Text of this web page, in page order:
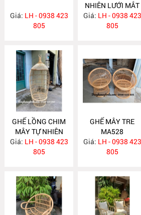
Giá: LH - 0938 423
805
NHIÊN LƯỚI MẮT
CÁO MA540
Giá: LH - 0938 423
805
GHẾ LỒNG CHIM
MÂY TỰ NHIÊN
MA535
Giá: LH - 0938 423
805
GHẾ MÂY TRE
MA528
Giá: LH - 0938 423
805